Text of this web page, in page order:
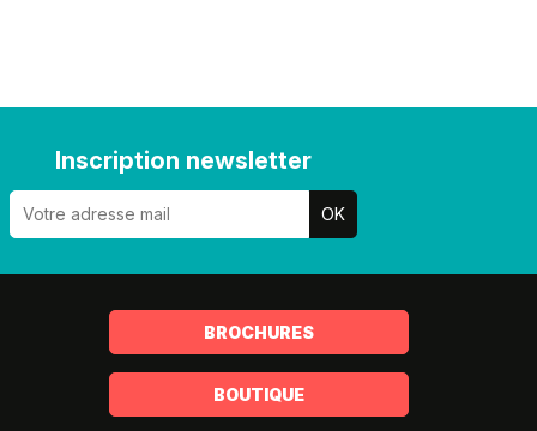
Inscription newsletter
BROCHURES
BOUTIQUE